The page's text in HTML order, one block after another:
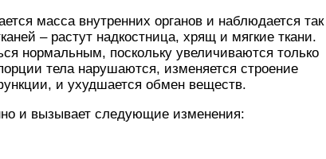
масса внутренних органов и наблюдается так
– растут надкостница, хрящ и мягкие ткани.
нормальным, поскольку увеличиваются только
тела нарушаются, изменяется строение
и ухудшается обмен веществ.
и вызывает следующие изменения: